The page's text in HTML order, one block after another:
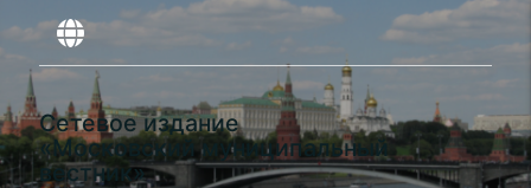
Сетевое издание
«Московский муниципальный
вестник»